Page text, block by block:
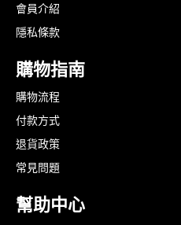
會員介紹
隱私條款
購物指南
購物流程
付款方式
退貨政策
常見問題
幫助中心